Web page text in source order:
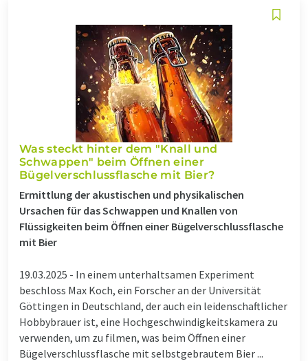
Was steckt hinter dem "Knall und
Schwappen" beim Öffnen einer
Bügelverschlussflasche mit Bier?
Ermittlung der akustischen und physikalischen
Ursachen für das Schwappen und Knallen von
Flüssigkeiten beim Öffnen einer Bügelverschlussflasche
mit Bier
19.03.2025 - In einem unterhaltsamen Experiment
beschloss Max Koch, ein Forscher an der Universität
Göttingen in Deutschland, der auch ein leidenschaftlicher
Hobbybrauer ist, eine Hochgeschwindigkeitskamera zu
verwenden, um zu filmen, was beim Öffnen einer
Bügelverschlussflasche mit selbstgebrautem Bier ...